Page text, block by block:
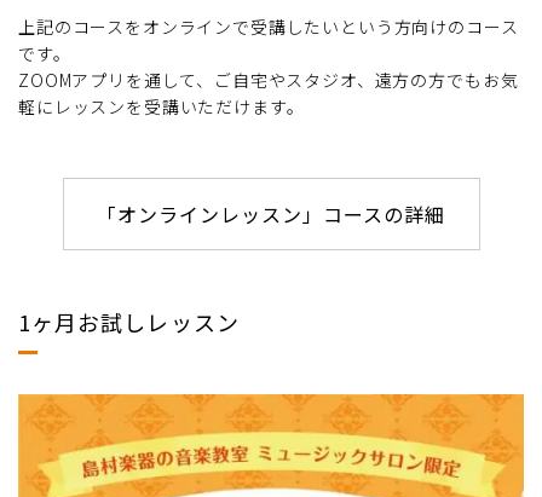
上記のコースをオンラインで受講したいという方向けのコース
です。
ZOOMアプリを通して、ご自宅やスタジオ、遠方の方でもお気
軽にレッスンを受講いただけます。
「オンラインレッスン」コースの詳細
1ヶ月お試しレッスン